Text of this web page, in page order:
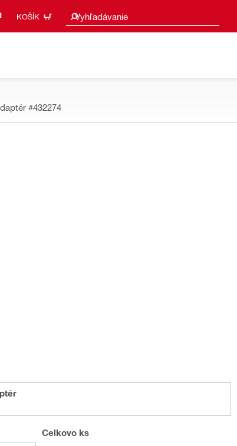
KOŠÍK Vyhľadávanie
Vyhľadať návrhy
#432274
Celkovo ks